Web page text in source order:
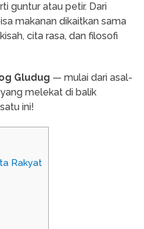
guntur atau petir. Dari
makanan dikaitkan sama
cita rasa, dan filosofi
Gludug — mulai dari asal-
melekat di balik
ini!
Rakyat